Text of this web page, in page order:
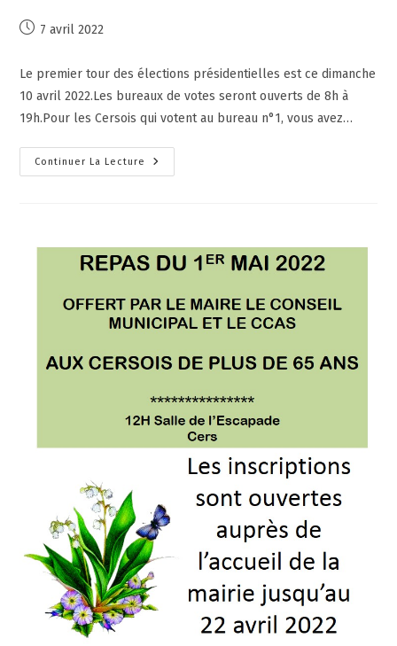
7 avril 2022
Le premier tour des élections présidentielles est ce dimanche
10 avril 2022.Les bureaux de votes seront ouverts de 8h à
19h.Pour les Cersois qui votent au bureau n°1, vous avez…
Continuer La Lecture